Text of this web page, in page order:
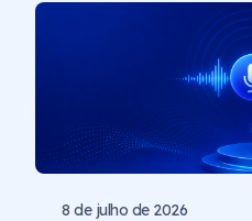
8 de julho de 2026